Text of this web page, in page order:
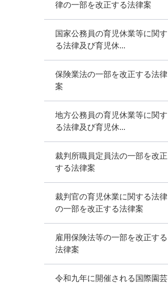
律の一部を改正する法律案
国家公務員の育児休業等に関す
る法律及び育児休...
保険業法の一部を改正する法律
案
地方公務員の育児休業等に関す
る法律及び育児休...
裁判所職員定員法の一部を改正
する法律案
裁判官の育児休業に関する法律
の一部を改正する法律案
雇用保険法等の一部を改正する
法律案
令和九年に開催される国際園芸